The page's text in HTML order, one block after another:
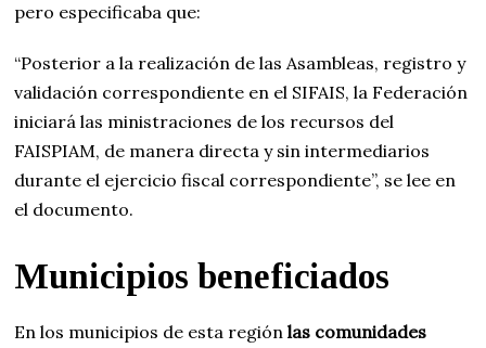
pero especificaba que:
“Posterior a la realización de las Asambleas, registro y
validación correspondiente en el SIFAIS, la Federación
iniciará las ministraciones de los recursos del
FAISPIAM, de manera directa y sin intermediarios
durante el ejercicio fiscal correspondiente”, se lee en
el documento.
Municipios beneficiados
En los municipios de esta regiónlas comunidades